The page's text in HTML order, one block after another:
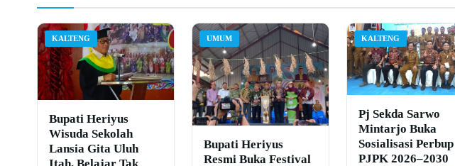
KALTENG
Bupati Heriyus
Wisuda Sekolah
Lansia Gita Uluh
UMUM
Bupati Heriyus
Resmi Buka Festival
KALTENG
Pj Sekda Sarwo
Mintarjo Buka
Sosialisasi Perbup
PJPK 2026–2030